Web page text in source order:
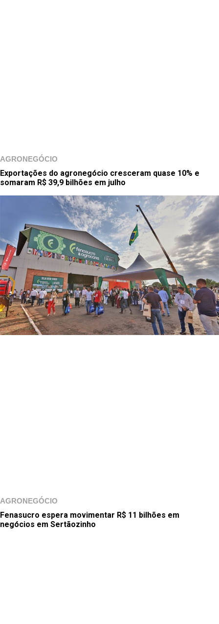
AGRONEGÓCIO
Exportações do agronegócio cresceram quase 10% e
somaram R$ 39,9 bilhões em julho
AGRONEGÓCIO
Fenasucro espera movimentar R$ 11 bilhões em
negócios em Sertãozinho